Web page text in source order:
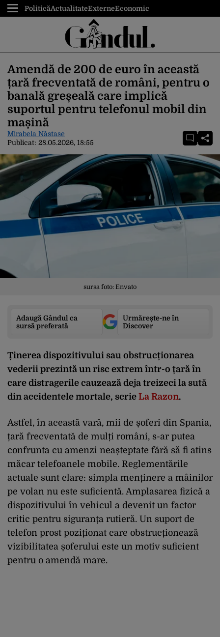
PoliticăActualitateExterneEconomic
Amendă de 200 de euro în această
țară frecventată de români, pentru o
banală greșeală care implică
suportul pentru telefonul mobil din
mașină
Mirabela Năstase
Publicat: 28.05.2026, 18:55
sursa foto: Envato
Adaugă Gândul ca
sursă preferată
Urmărește-ne în
Discover
Ținerea dispozitivului sau obstrucționarea
vederii prezintă un risc extrem într-o țară în
care distragerile cauzează deja treizeci la sută
din accidentele mortale, scrie La Razon.
Astfel, în această vară, mii de șoferi din Spania,
țară frecventată de mulți români, s-ar putea
confrunta cu amenzi neașteptate fără să fi atins
măcar telefoanele mobile. Reglementările
actuale sunt clare: simpla menținere a mâinilor
pe volan nu este suficientă. Amplasarea fizică a
dispozitivului în vehicul a devenit un factor
critic pentru siguranța rutieră. Un suport de
telefon prost poziționat care obstrucționează
vizibilitatea șoferului este un motiv suficient
pentru o amendă mare.